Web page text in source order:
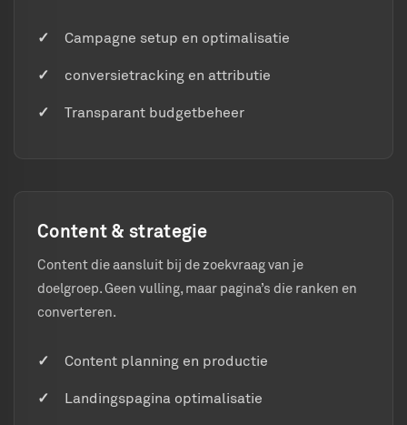
Campagne setup en optimalisatie
conversietracking en attributie
Transparant budgetbeheer
Content & strategie
Content die aansluit bij de zoekvraag van je
doelgroep. Geen vulling, maar pagina’s die ranken en
converteren.
Content planning en productie
Landingspagina optimalisatie